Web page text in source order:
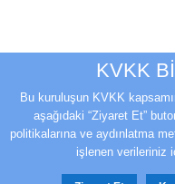
KVKK
Bu kuruluşun KVKK
aşağıdaki “Ziyaret Et”
politikalarına ve aydınlatma
işlenen verileriniz